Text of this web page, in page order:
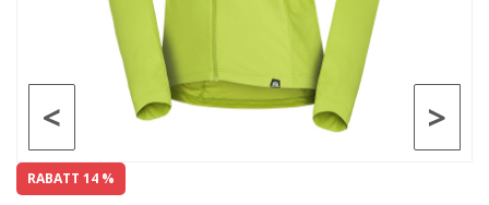
>
<
RABATT 14 %